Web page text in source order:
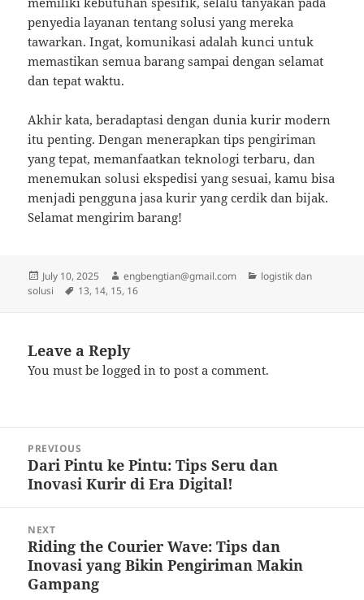
penyedia layanan tentang solusi yang mereka
tawarkan. Ingat, komunikasi adalah kunci untuk
memastikan semua barang sampai dengan selamat
dan tepat waktu.
Akhir kata, beradaptasi dengan dunia kurir modern
itu penting. Dengan menerapkan tips pengiriman
yang tepat, memanfaatkan teknologi terbaru, dan
menemukan solusi ekspedisi yang sesuai, kamu bisa
menjadi pengguna jasa kurir yang cerdik dan bijak.
Selamat mengirim barang!
Posted
on
July 10, 2025 Author
engbengtian@gmail.com Categories
logistik dan
solusi
Tags
13, 14, 15, 16
Leave a Reply
You must belogged in to post a comment.
navigation
PREVIOUS
Previous
post:
Dari Pintu ke Pintu: Tips Seru dan
Inovasi Kurir di Era Digital!
NEXT
Next
post:
Riding the Courier Wave: Tips dan
Inovasi yang Bikin Pengiriman Makin
Gampang